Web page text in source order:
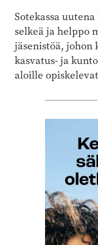
Sotekassa
selkeä ja helppo
jäsenistöä, johon
kasvatus- ja
aloille